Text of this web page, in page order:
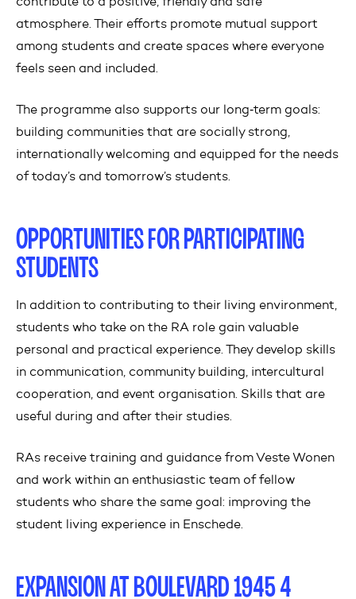
atmosphere. Their efforts promote mutual support
among students and create spaces where everyone
feels seen and included.
The programme also supports our long‑term goals:
building communities that are socially strong,
internationally welcoming and equipped for the needs
of today’s and tomorrow’s students.
OPPORTUNITIES FOR PARTICIPATING
STUDENTS
In addition to contributing to their living environment,
students who take on the RA role gain valuable
personal and practical experience. They develop skills
in communication, community building, intercultural
cooperation, and event organisation. Skills that are
useful during and after their studies.
RAs receive training and guidance from Veste Wonen
and work within an enthusiastic team of fellow
students who share the same goal: improving the
student living experience in Enschede.
EXPANSION AT BOULEVARD 1945 4